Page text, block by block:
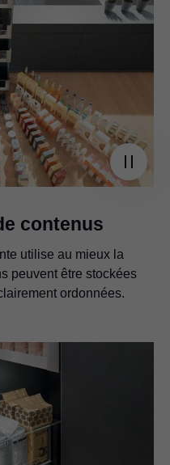
contenus
utilise au mieux la
peuvent être stockées
ordonnées.